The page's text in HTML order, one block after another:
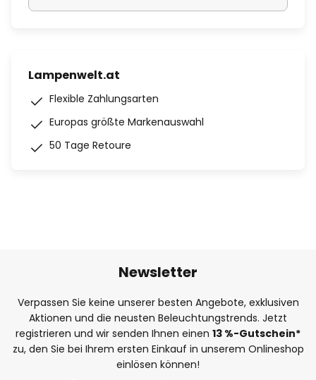
Lampenwelt.at
Flexible Zahlungsarten
Europas größte Markenauswahl
50 Tage Retoure
Newsletter
Verpassen Sie keine unserer besten Angebote, exklusiven
Aktionen und die neusten Beleuchtungstrends. Jetzt
registrieren und wir senden Ihnen einen 13 %-Gutschein*
zu, den Sie bei Ihrem ersten Einkauf in unserem Onlineshop
einlösen können!